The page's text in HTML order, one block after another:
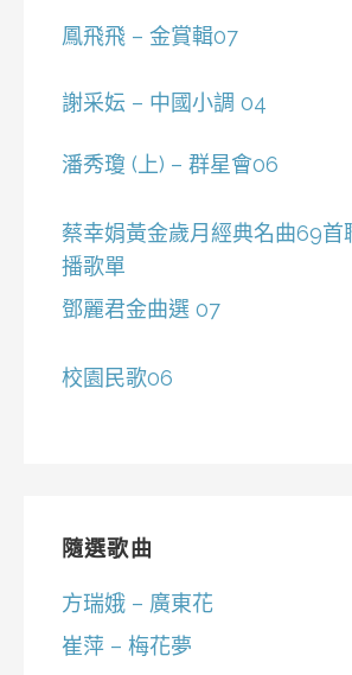
鳳飛飛 – 金賞輯07
謝采妘 – 中國小調 04
潘秀瓊 (上) – 群星會06
蔡幸娟黃金歲月經典名曲69首
播歌單
鄧麗君金曲選 07
校園民歌06
隨選歌曲
方瑞娥 – 廣東花
崔萍 – 梅花夢